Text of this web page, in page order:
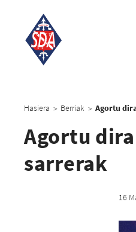
Hasiera > Berriak >
Agortu
sarrerak
16